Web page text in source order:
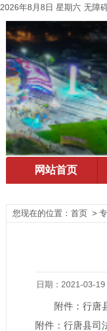
2026年8月8日 星期六 无障
您现在的位置： 首页 >
日期：2021-03-19
附件： 行唐
附件： 行唐县司